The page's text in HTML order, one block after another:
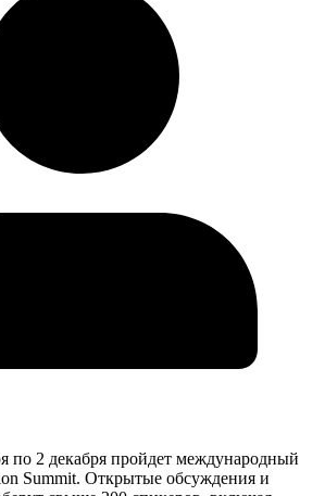
по 2 декабря пройдет международный
Summit. Открытые обсуждения и